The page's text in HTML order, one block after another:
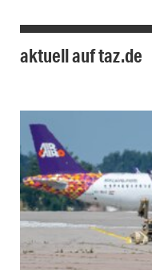
aktuell auf taz.de